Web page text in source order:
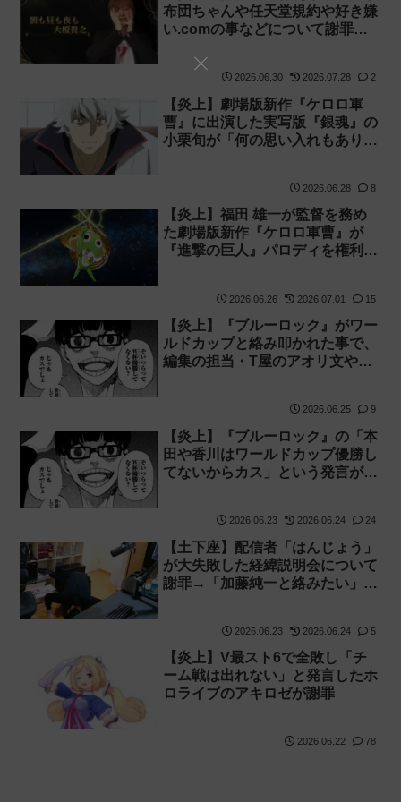
布団ちゃんや任天堂規約や好き嫌
い.comの事などについて謝罪＆
2026.06.30 2026.07.28 2
【炎上】劇場版新作『ケロロ軍
曹』に出演した実写版『銀魂』の
小栗旬が「何の思い入れもありま
2026.06.28 8
【炎上】福田 雄一が監督を務め
た劇場版新作『ケロロ軍曹』が
『進撃の巨人』パロディを権利者
2026.06.26 2026.07.01 15
【炎上】『ブルーロック』がワー
ルドカップと絡み叩かれた事で、
編集の担当・T屋のアオリ文や森
2026.06.25 9
【炎上】『ブルーロック』の「本
田や香川はワールドカップ優勝し
てないからカス」という発言が掘
2026.06.23 2026.06.24 24
【土下座】配信者「はんじょう」
が大失敗した経緯説明会について
謝罪→「加藤純一と絡みたい」と
2026.06.23 2026.06.24 5
【炎上】V最スト6で全敗し「チ
ーム戦は出れない」と発言したホ
ロライブのアキロゼが謝罪
2026.06.22 78